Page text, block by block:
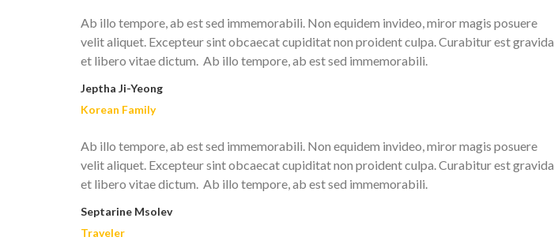
Ab illo tempore, ab est sed immemorabili. Non equidem invideo, miror magis posuere
velit aliquet. Excepteur sint obcaecat cupiditat non proident culpa. Curabitur est gravida
et libero vitae dictum. Ab illo tempore, ab est sed immemorabili.
Jeptha Ji-Yeong
Korean Family
Ab illo tempore, ab est sed immemorabili. Non equidem invideo, miror magis posuere
velit aliquet. Excepteur sint obcaecat cupiditat non proident culpa. Curabitur est gravida
et libero vitae dictum. Ab illo tempore, ab est sed immemorabili.
Septarine Msolev
Traveler